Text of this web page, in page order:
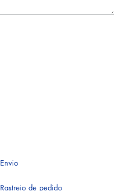
Envio
Rastreio de pedido